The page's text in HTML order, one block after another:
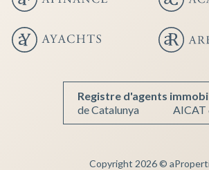
Registre d'agents
de Catalunya
AICAT
Copyright 2026 ©